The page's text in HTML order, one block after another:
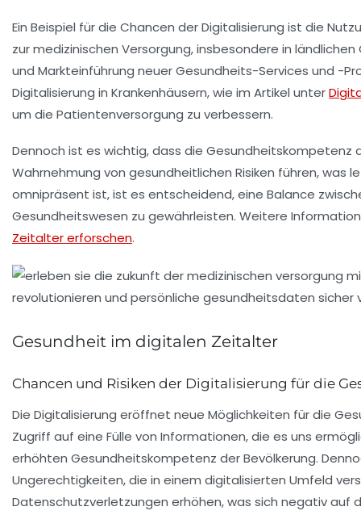
Ein Beispiel für die Chancen der Digitalisierung ist die
zur medizinischen Versorgung, insbesondere in
und Markteinführung neuer Gesundheits-Services und -
Digitalisierung in Krankenhäusern, wie im Artikel unter
um die Patientenversorgung zu verbessern.
Dennoch ist es wichtig, dass die Gesundheitskompetenz
Wahrnehmung von gesundheitlichen Risiken führen,
omnipräsent ist, ist es entscheidend, eine Balance
Gesundheitswesen zu gewährleisten. Weitere
Zeitalter erforschen.
Gesundheit im digitalen Zeitalter
Chancen und Risiken der Digitalisierung für die
Die Digitalisierung eröffnet neue Möglichkeiten für die
Zugriff auf eine Fülle von Informationen, die es uns
erhöhten Gesundheitskompetenz der Bevölkerung.
Ungerechtigkeiten, die in einem digitalisierten Umfeld
Datenschutzverletzungen erhöhen, was sich negativ auf